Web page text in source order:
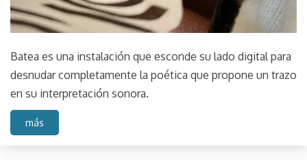
Batea es una instalación que esconde su lado digital para
desnudar completamente la poética que propone un trazo
en su interpretación sonora.
más